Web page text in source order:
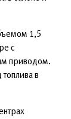
1,5
с
приводом.
в